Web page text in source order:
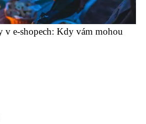
v e-shopech: Kdy vám mohou